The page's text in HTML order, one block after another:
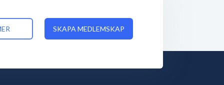
SKAPA MEDLEMSKAP